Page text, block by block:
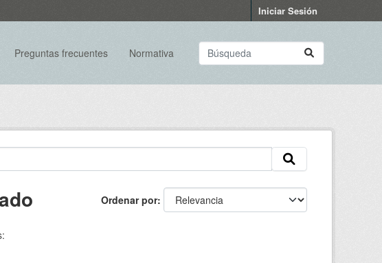
Iniciar Sesión
Preguntas frecuentes Normativa
Ordenar por